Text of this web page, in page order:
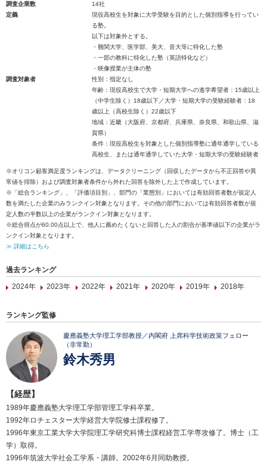
調査企業数
14社
定義
現役高校生を対象に大学受験を目的とした個別指導を行ってい
る塾。
以下は対象外とする。
・難関大学、医学部、美大、音大等に特化した塾
・一部の教科に特化した塾（英語特化など）
・映像授業が主体の塾
調査対象者
性別：指定なし
年齢：現役高校生で大学・短期大学への進学希望者：15歳以上
（中学生除く）18歳以下／大学・短期大学の受験経験者：18
歳以上（高校生除く）22歳以下
地域：近畿（大阪府、京都府、兵庫県、奈良県、和歌山県、滋
賀県）
条件：現役高校生を対象とした個別指導塾に通年通学している
高校生、または通年通学していた大学・短期大学の受験経験者
※オリコン顧客満足度ランキングは、データクリーニング（回収したデータから不正回答や異
常値を排除）および調査対象者条件から外れた回答を除外した上で作成しています。
※「総合ランキング」、「評価項目別」、部門の「業態別」においては有効回答者数が規定人
数を満たした企業のみランクイン対象となります。その他の部門においては有効回答者数が規
定人数の半数以上の企業がランクイン対象となります。
※総合得点が60.00点以上で、他人に薦めたくないと回答した人の割合が基準値以下の企業がラ
ンクイン対象となります。
≫ 詳細はこちら
過去ランキング
2024年
2023年 2022年 2021年 2020年 2019年 2018年
ランキング監修
慶應義塾大学理工学部教授／内閣府 上席科学技術政策フェロー
（非常勤）
鈴木秀男
【経歴】
1989年慶應義塾大学理工学部管理工学科卒業。
1992年ロチェスター大学経営大学院修士課程修了。
1996年東京工業大学大学院理工学研究科博士課程経営工学専攻修了。博士（工
学）取得。
1996年筑波大学社会工学系・講師。2002年6月同助教授。